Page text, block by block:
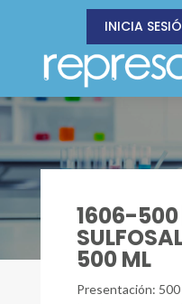
INICIA
1606-500
500 ML
Presentación: 500